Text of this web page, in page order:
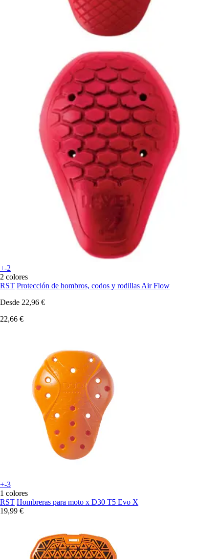
+-2
2 colores
RST Protección de hombros, codos y rodillas Air Flow
Desde 22,96 €
22,66 €
+-3
1 colores
RST Hombreras para moto x D30 T5 Evo X
19,99 €